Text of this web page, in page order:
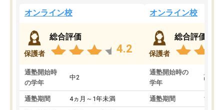
オンライン校
保護者
総合評価
4.2
通塾開始時
の学年
中2
通塾期間 4ヵ月～1年未満
オンライン校
保護者
総合評価
通塾開始時の
学年
高3
通塾期間 1～3